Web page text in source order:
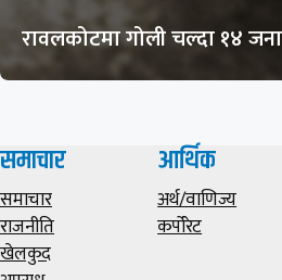
रावलकोटमा गोली चल्दा १४
समाचार
समाचार
राजनीति
खेलकुद
आर्थिक
अर्थ/वाणिज्य
कर्पोरेट